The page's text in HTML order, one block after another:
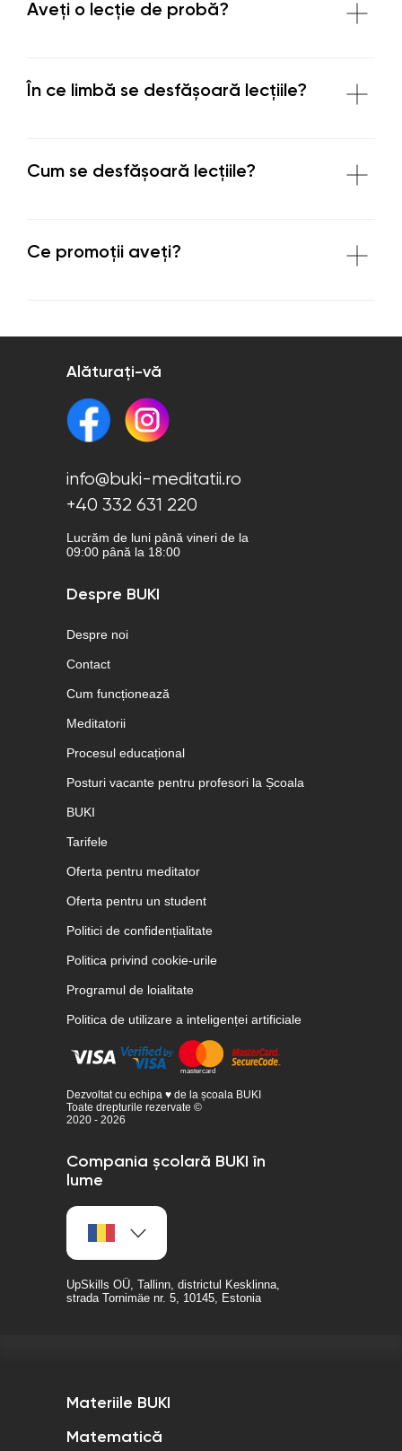
Aveți o lecție de probă?
În ce limbă se desfășoară lecțiile?
Cum se desfășoară lecțiile?
Ce promoții aveți?
Alăturați-vă
info@buki-meditatii.ro
+40 332 631 220
Lucrăm de luni până vineri de la
09:00 până la 18:00
Despre BUKI
Despre noi
Contact
Cum funcționează
Meditatorii
Procesul educațional
Posturi vacante pentru profesori la Școala
BUKI
Tarifele
Oferta pentru meditator
Oferta pentru un student
Politici de confidențialitate
Politica privind cookie-urile
Programul de loialitate
Politica de utilizare a inteligenței artificiale
Dezvoltat cu echipa ♥ de la școala BUKI
Toate drepturile rezervate ©
2020 - 2026
Compania școlară BUKI în
lume
UpSkills OÜ, Tallinn, districtul Kesklinna,
strada Tornimäe nr. 5, 10145, Estonia
Materiile BUKI
Matematică